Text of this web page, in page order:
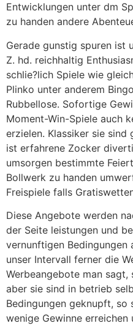
Entwicklungen unter dm
zu handen andere
Gerade gunstig spuren ist
Z. hd. reichhaltig
schlie?lich Spiele wie
Plinko unter anderem
Rubbellose. Sofortige
Moment-Win-Spiele auch
erzielen. Klassiker sie sind
ist erfahrene Zocker
umsorgen bestimmte
Bollwerk zu handen
Freispiele falls
Diese Angebote werden
der Seite leistungen und
vernunftigen
unser Intervall ferner die
Werbeangebote man sagt,
aber sie sind in betrieb
Bedingungen geknupft, so
wenige Gewinne erreichen